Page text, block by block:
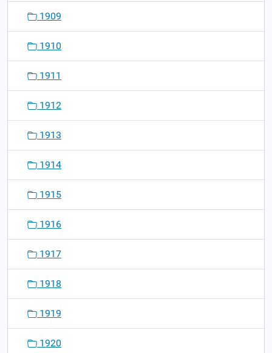
1909
1910
1911
1912
1913
1914
1915
1916
1917
1918
1919
1920